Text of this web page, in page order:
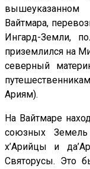
Вайтмара,
Ингард-Земли,
приземлился на
северный
Ариям).
На Вайтмаре
союзных
х’Арийцы и
Святорусы. Это